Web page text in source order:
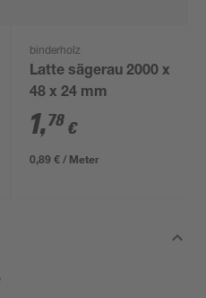
binderholz
Latte sägerau 2000 x
48 x 24 mm
1,78 €
0,89 € / Meter